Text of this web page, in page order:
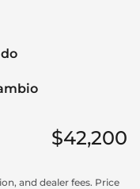
$42,200
and dealer fees. Price